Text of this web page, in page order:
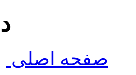
صفحه اصلی